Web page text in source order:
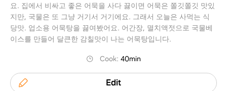
요. 집에서 비싸고 좋은 어묵을 사다 끓이면 어묵은 쫄깃쫄깃 맛있
지만, 국물은 또 그냥 거기서 거기에요. 그래서 오늘은 사먹는 식
당맛. 업소용 어묵탕을 끓여봤어요. 어간장, 멸치액젓으로 국물베
이스를 만들어 달큰한 감칠맛이 나는 어묵탕입니다.
Cook:40min
Edit